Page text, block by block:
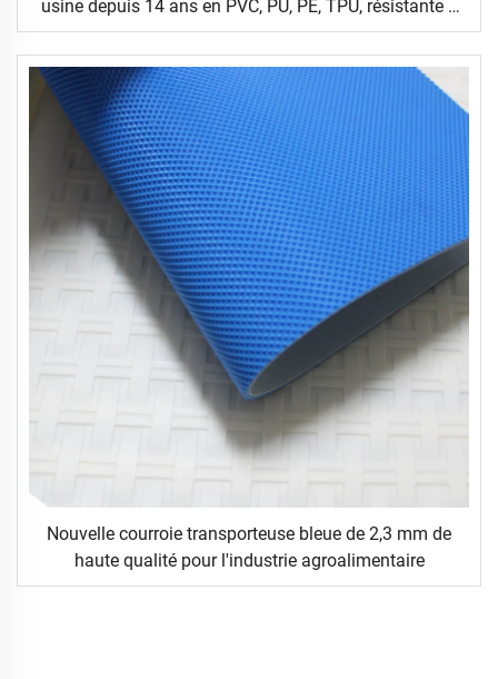
usine depuis 14 ans en PVC, PU, PE, TPU, résistante à
l'usure, lisse ou à motifs, pour logistique, céramique,
alimentaire
Nouvelle courroie transporteuse bleue de 2,3 mm de
haute qualité pour l'industrie agroalimentaire